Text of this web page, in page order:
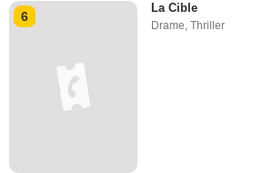
6
La Cible
Drame,Thriller